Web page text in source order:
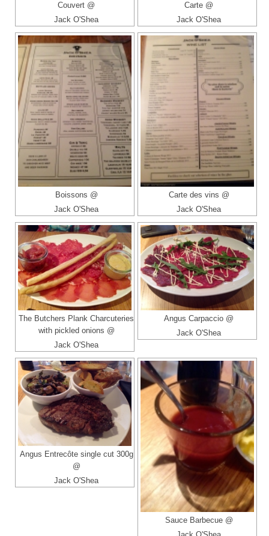
Couvert @
Jack O'Shea
Carte @
Jack O'Shea
Boissons @
Jack O'Shea
Carte des vins @
Jack O'Shea
The Butchers Plank Charcuteries
with pickled onions @
Jack O'Shea
Angus Carpaccio @
Jack O'Shea
Angus Entrecôte single cut 300g
@
Jack O'Shea
Sauce Barbecue @